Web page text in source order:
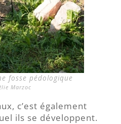
fosse pédologique
Marzoc
c’est également
ils se développent.